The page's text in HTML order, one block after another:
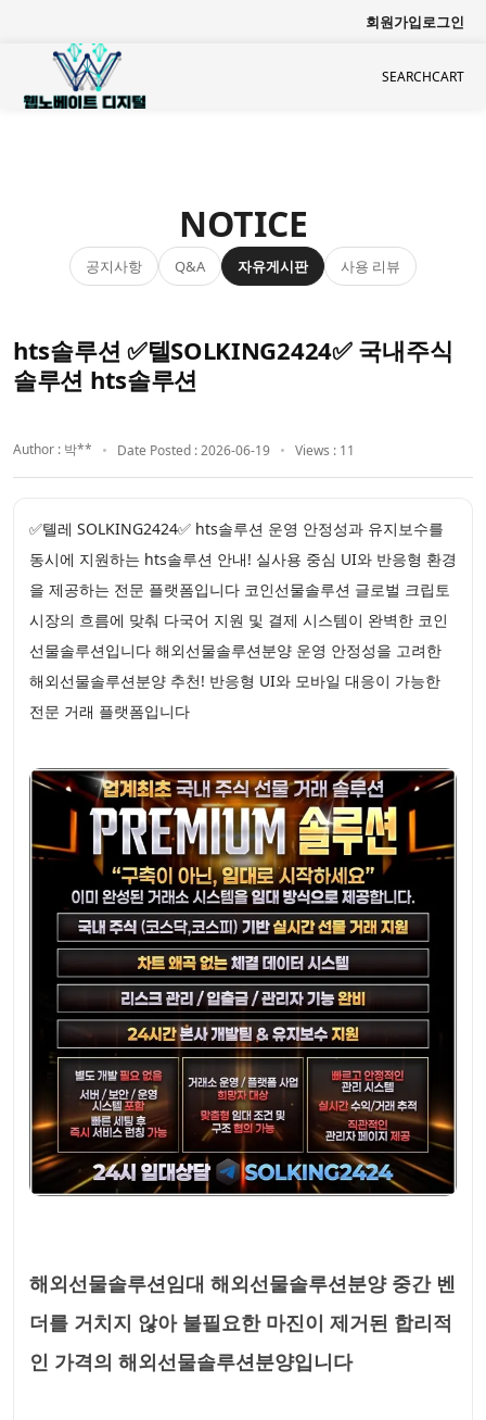
회원가입로그인
SEARCHCART
NOTICE
공지사항 Q&A 자유게시판 사용 리뷰
hts솔루션 ✅텔SOLKING2424✅ 국내주식
솔루션 hts솔루션
Author : 박** Date Posted : 2026-06-19 Views : 11
✅톌레 SOLKING2424✅ hts솔루션 운영 안정성과 유지보수를
동시에 지원하는 hts솔루션 안내! 실사용 중심 UI와 반응형 환경
을 제공하는 전문 플랫폼입니다 코인선물솔루션 글로벌 크립토
시장의 흐름에 맞춰 다국어 지원 및 결제 시스템이 완벽한 코인
선물솔루션입니다 해외선물솔루션분양 운영 안정성을 고려한
해외선물솔루션분양 추천! 반응형 UI와 모바일 대응이 가능한
전문 거래 플랫폼입니다
해외선물솔루션임대 해외선물솔루션분양 중간 벤
더를 거치지 않아 불필요한 마진이 제거된 합리적
인 가격의 해외선물솔루션분양입니다